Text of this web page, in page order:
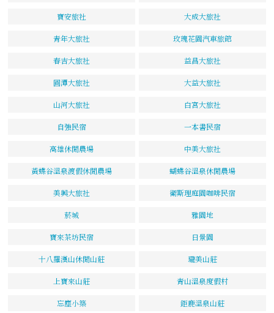
寶安旅社 大成大旅社
青年大旅社 玫瑰花園汽車旅館
春吉大旅社 益昌大旅社
圓潭大旅社 大益大旅社
山河大旅社 白宮大旅社
自強民宿 一本書民宿
高雄休閒農場 中美大旅社
黃蝶谷溫泉渡假休閒農場 蝴蝶谷溫泉休閒農場
美興大旅社 衛斯理庭園咖啡民宿
菸城 雅園地
寶來茶坊民宿 日景園
十八羅漢山休閒山莊 瓏美山莊
上寶來山莊 青山溫泉度假村
忘塵小築 鉅鹿溫泉山莊